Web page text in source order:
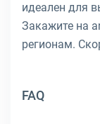
идеален для
Закажите на
регионам.
FAQ